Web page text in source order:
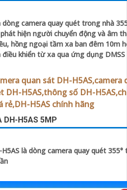
dòng camera quay quét trong nhà
hiện người chuyển động và âm
hồng ngoại tầm xa ban đêm 10m
điều khiển từ xa qua ứng dụng DMSS
DH-H5AS 5MP
là dòng camera quay quét